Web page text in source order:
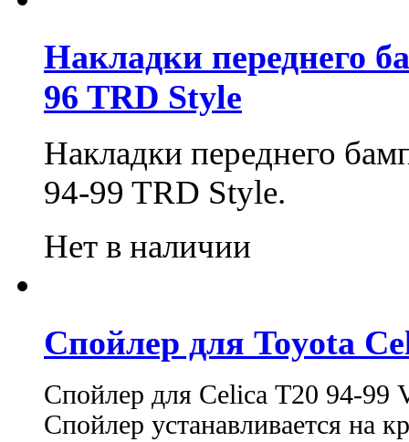
Накладки переднего
96 TRD Style
Накладки переднего
94-99 TRD Style.
Нет в наличии
Спойлер для Toyota
Спойлер для Celica Т20 94-99
Спойлер устанавливается на